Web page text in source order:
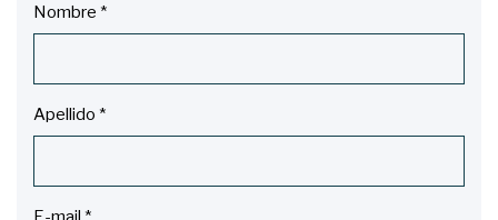
Nombre *
Apellido *